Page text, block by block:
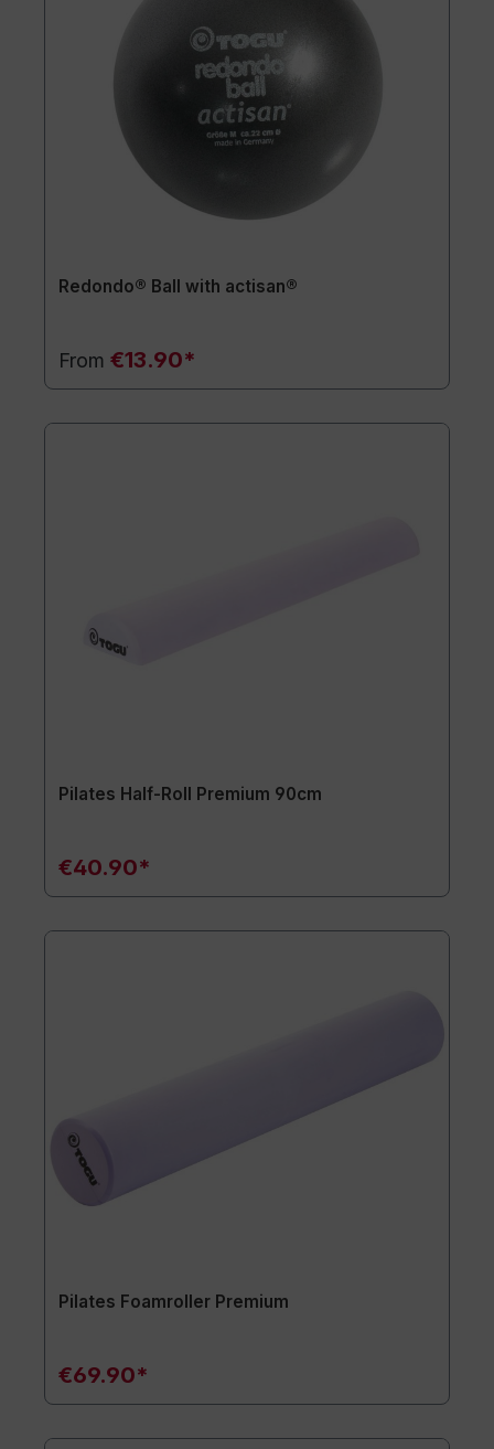
Redondo® Ball with actisan®
From €13.90*
Pilates Half-Roll Premium 90cm
€40.90*
Pilates Foamroller Premium
€69.90*